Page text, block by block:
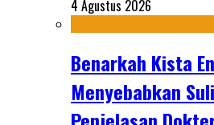
4 Agustus 2026
Benarkah Kista
Menyebabkan